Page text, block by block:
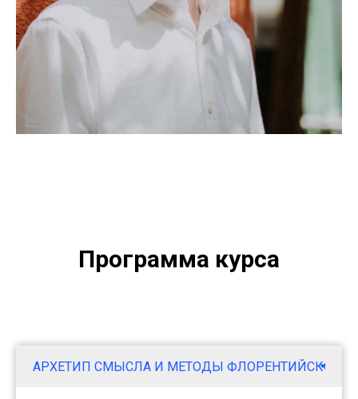
Программа курса